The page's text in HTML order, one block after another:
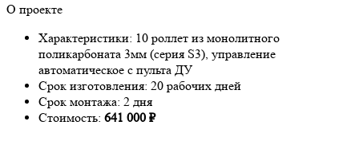
О проекте
Характеристики: 10 роллет из монолитного
поликарбоната 3мм (серия S3), управление
автоматическое с пульта ДУ
Срок изготовления: 20 рабочих дней
Срок монтажа: 2 дня
Стоимость: 641 000 ₽